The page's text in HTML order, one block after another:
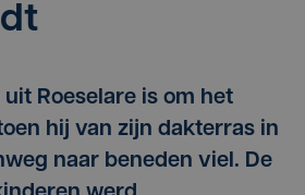
Roeselare is om het
hij van zijn dakterras in
naar beneden viel. De